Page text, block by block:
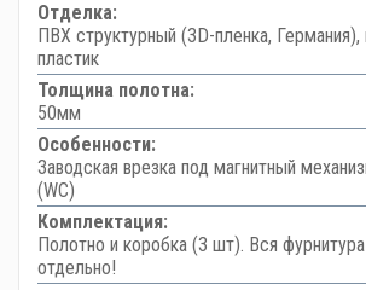
Отделка:
ПВХ структурный (3D-пленка,
пластик
Толщина полотна:
50мм
Особенности:
Заводская врезка под магнитный
(WC)
Комплектация:
Полотно и коробка (3 шт). Вся
отдельно!